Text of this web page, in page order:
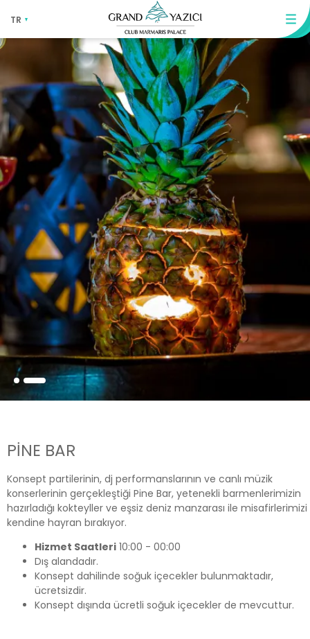
TR EN
PINE BAR
Konsept partilerinin, dj performanslarının ve canlı müzik
konserlerinin gerçekleştiği Pine Bar, yetenekli barmenlerimizin
hazırladığı kokteyller ve eşsiz deniz manzarası ile misafirlerimizi
kendine hayran bırakıyor.
Hizmet Saatleri 10:00 - 00:00
Dış alandadır.
Konsept dahilinde soğuk içecekler bulunmaktadır,
ücretsizdir.
Konsept dışında ücretli soğuk içecekler de mevcuttur.